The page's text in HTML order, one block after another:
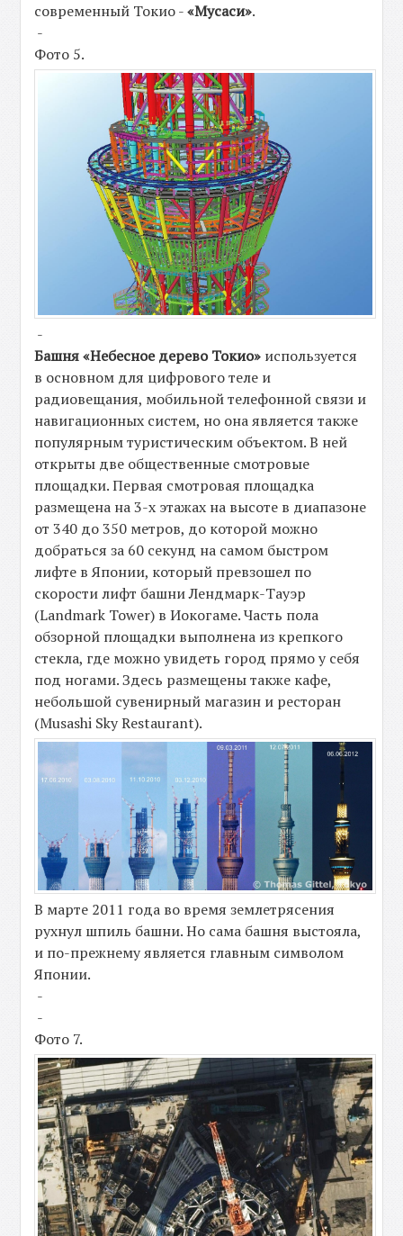
современный Токио -«Мусаси».
-
Фото 5.
-
Башня «Небесное дерево Токио» используется
в основном для цифрового теле и
радиовещания, мобильной телефонной связи и
навигационных систем, но она является также
популярным туристическим объектом. В ней
открыты две общественные смотровые
площадки. Первая смотровая площадка
размещена на 3-х этажах на высоте в диапазоне
от 340 до 350 метров, до которой можно
добраться за 60 секунд на самом быстром
лифте в Японии, который превзошел по
скорости лифт башни Лендмарк-Тауэр
(Landmark Tower) в Иокогаме. Часть пола
обзорной площадки выполнена из крепкого
стекла, где можно увидеть город прямо у себя
под ногами. Здесь размещены также кафе,
небольшой сувенирный магазин и ресторан
(Musashi Sky Restaurant).
В марте 2011 года во время землетрясения
рухнул шпиль башни. Но сама башня выстояла,
и по-прежнему является главным символом
Японии.
-
-
Фото 7.